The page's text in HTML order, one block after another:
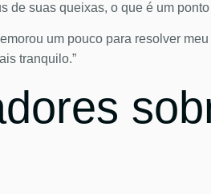
de suas queixas, o que é um
um pouco para resolver
tranquilo.”